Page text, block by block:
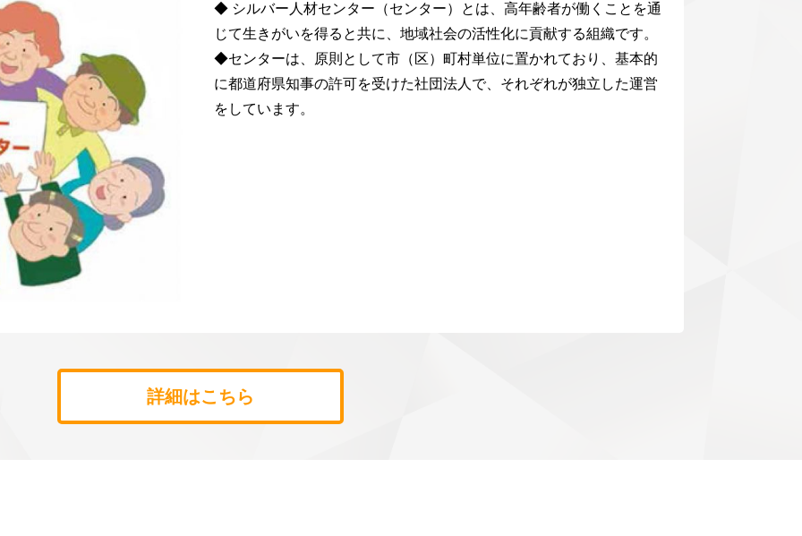
◆ シルバー人材センター（センター）とは、高年齢者が働くことを通
じて生きがいを得ると共に、地域社会の活性化に貢献する組織です。
◆センターは、原則として市（区）町村単位に置かれており、基本的
に都道府県知事の許可を受けた社団法人で、それぞれが独立した運営
をしています。
詳細はこちら